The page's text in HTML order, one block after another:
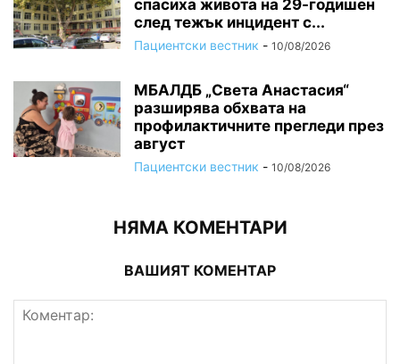
спасиха живота на 29-годишен
след тежък инцидент с...
Пациентски вестник - 10/08/2026
МБАЛДБ „Света Анастасия“
разширява обхвата на
профилактичните прегледи през
август
Пациентски вестник - 10/08/2026
НЯМА КОМЕНТАРИ
ВАШИЯТ КОМЕНТАР